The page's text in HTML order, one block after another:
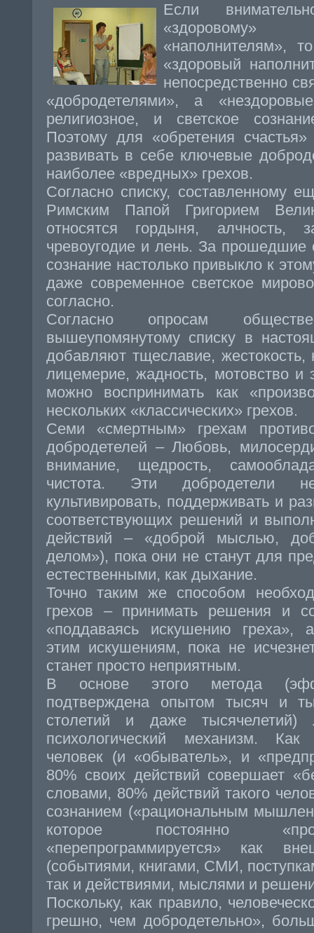
Если
«здоровому»
«наполнителям»,
«здоровый
непосредственно
«добродетелями», а
религиозное, и светское
Поэтому для «обретения
развивать в себе ключевые
наиболее «вредных» грехов.
Согласно списку, составленному
Римским Папой Григорием
относятся гордыня, алчность,
чревоугодие и лень. За прошедшие
сознание настолько привыкло к
даже современное светское
согласно.
Согласно опросам
вышеупомянутому списку в
добавляют тщеславие, жестокость,
лицемерие, жадность, мотовство и
можно воспринимать как
нескольких «классических» грехов.
Семи «смертным» грехам
добродетелей – Любовь,
внимание, щедрость,
чистота. Эти добродетели
культивировать, поддерживать и
соответствующих решений и
действий – «доброй мыслью,
делом»), пока они не станут для
естественными, как дыхание.
Точно таким же способом
грехов – принимать решения и
«поддаваясь искушению греха»,
этим искушениям, пока не
станет просто неприятным.
В основе этого метода
подтверждена опытом тысяч и
столетий и даже тысячелетий)
психологический механизм.
человек (и «обыватель», и
80% своих действий совершает
словами, 80% действий такого
сознанием («рациональным
которое постоянно
«перепрограммируется» как
(событиями, книгами, СМИ,
так и действиями, мыслями и
Поскольку, как правило,
грешно, чем добродетельно»,